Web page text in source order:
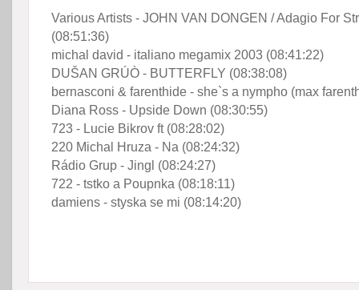
Various Artists - JOHN VAN DONGEN / Adagio For
(08:51:36)
michal david - italiano megamix 2003 (08:41:22)
DUŠAN GRÚÒ - BUTTERFLY (08:38:08)
bernasconi & farenthide - she`s a nympho (max
Diana Ross - Upside Down (08:30:55)
723 - Lucie Bikrov ft (08:28:02)
220 Michal Hruza - Na (08:24:32)
Rádio Grup - Jingl (08:24:27)
722 - tstko a Poupnka (08:18:11)
damiens - styska se mi (08:14:20)